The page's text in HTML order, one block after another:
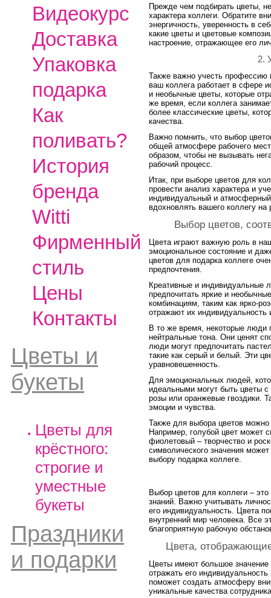
Видеокурс
Доставка
Упаковка
подарка
Как
поливать?
История
бренда
Witti
Фирменный
стиль
Цены
Контакты
Цветы и
букеты
Цветы для
крёстного:
строгие и
уместные
букеты
Праздники
и подарки
Прежде чем подбирать цветы,
характера коллеги. Обратите
энергичность, уверенность в
какие цветы и цветовые
настроение, отражающее его
2.
Также важно учесть профессию
ваш коллега работает в сфере
и необычные цветы, которые
же время, если коллега
более классические цветы,
качества.
Важно помнить, что выбор
общей атмосфере рабочего
образом, чтобы не вызывать
рабочий процесс.
Итак, при выборе цветов для
провести анализ характера и
индивидуальный и
вдохновлять вашего коллегу на
Выбор цветов,
Цвета играют важную роль в
эмоциональное состояние и
цветов для подарка коллеге
предпочтения.
Креативные и индивидуальные
предпочитать яркие и
комбинациям, таким как ярко-
отражают их
В то же время, некоторые люди
нейтральные тона. Они ценят
люди могут предпочитать
такие как серый и белый. Эти
уравновешенность.
Для эмоциональных людей,
идеальными могут быть цветы с
розы или оранжевые гвоздики.
эмоции и чувства.
Также для выбора цветов
Например, голубой цвет может
фиолетовый – творчество и
символического значения
выбору подарка коллеге.
Выбор цветов для коллеги –
знаний. Важно учитывать
его индивидуальность. Цвета
внутренний мир человека. Все
благоприятную рабочую
Цвета,
Цветы имеют большое
отражать его
поможет создать атмосферу
уникальные качества